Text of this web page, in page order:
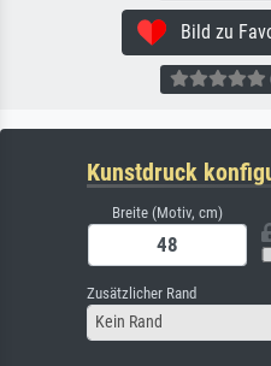
Bild zu
Kunstdruck
Breite (Motiv, cm)
Zusätzlicher Rand
Kein Rand